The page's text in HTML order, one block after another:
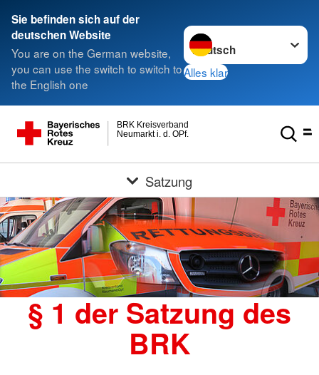
Sie befinden sich auf der
deutschen Website
You are on the German website,
you can use the switch to switch to
the English one
Sprache wechseln zu
Alles klar
Neumarkt i. d. OPf.
BRK Kreisverband
Satzung
§ 1 der Satzung des
BRK